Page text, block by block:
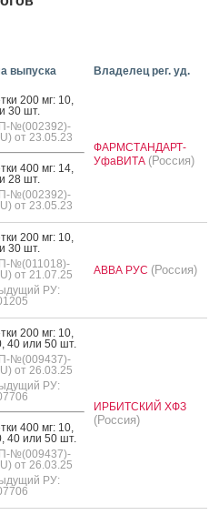
выпуска Владелец рег. уд.
200 мг: 10,
30 шт.
№(002392)-
от 23.05.23
400 мг: 14,
28 шт.
№(002392)-
от 23.05.23
ФАРМСТАНДАРТ-
УфаВИТА (Россия)
200 мг: 10,
30 шт.
№(011018)-
от 21.07.25
РУ:
АВВА РУС (Россия)
200 мг: 10,
40 или 50 шт.
№(009437)-
от 26.03.25
РУ:
400 мг: 10,
40 или 50 шт.
№(009437)-
от 26.03.25
РУ:
ИРБИТСКИЙ ХФЗ
(Россия)